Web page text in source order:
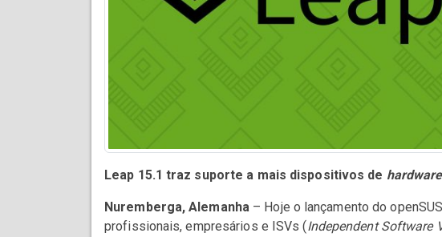
Leap 15.1 traz suporte a mais dispositivos de hardware
Nuremberga, Alemanha – Hoje o lançamento do
profissionais, empresários e ISVs (Independent Software